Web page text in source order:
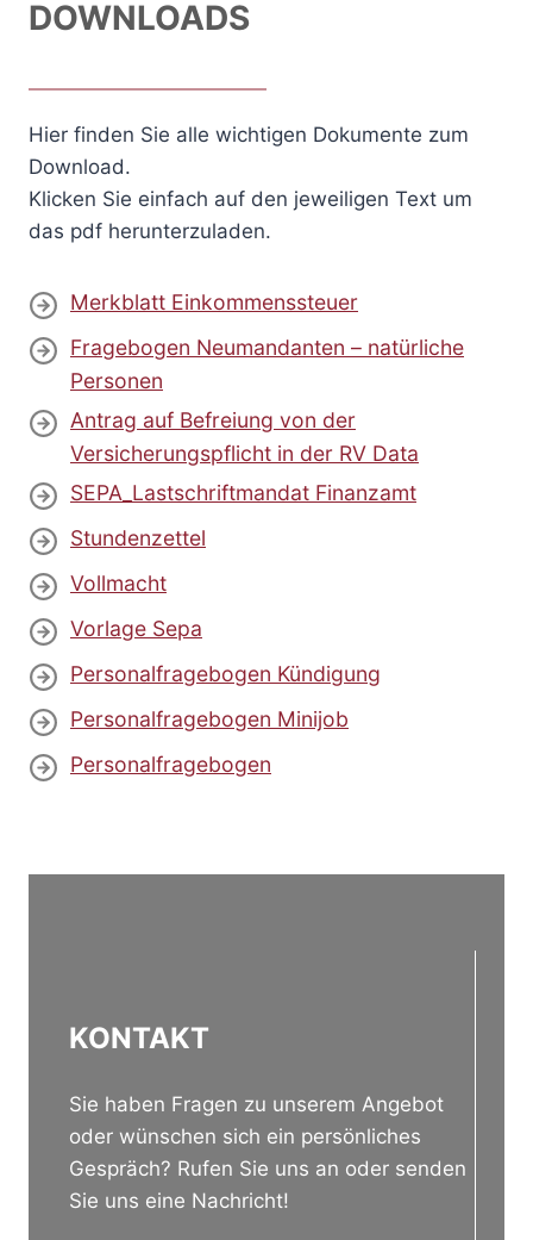
DOWNLOADS
Hier finden Sie alle wichtigen Dokumente zum
Download.
Klicken Sie einfach auf den jeweiligen Text um
das pdf herunterzuladen.
Merkblatt Einkommenssteuer
Fragebogen Neumandanten – natürliche
Personen
Antrag auf Befreiung von der
Versicherungspflicht in der RV Data
SEPA_Lastschriftmandat Finanzamt
Stundenzettel
Vollmacht
Vorlage Sepa
Personalfragebogen Kündigung
Personalfragebogen Minijob
Personalfragebogen
KONTAKT
Sie haben Fragen zu unserem Angebot
oder wünschen sich ein persönliches
Gespräch? Rufen Sie uns an oder senden
Sie uns eine Nachricht!